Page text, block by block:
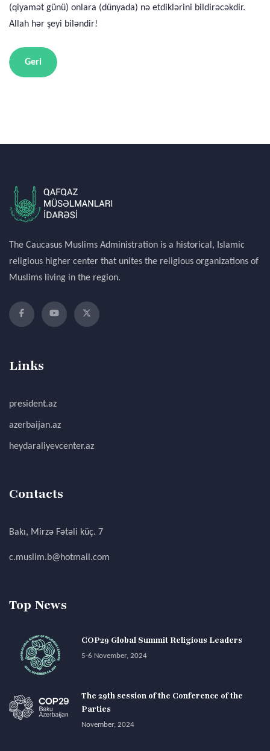
(qiyamət günü) onlara (dünyada) nə etdiklərini bildirəcəkdir.
Allah hər şeyi biləndir!
Geri
The Caucasus Muslims Administration is a historical, Islamic
religious higher center that unites the religious organizations of
Muslims living in the region.
Links
president.az
azerbaijan.az
heydaraliyevcenter.az
Contacts
Bakı, Mirzə Fətəli küç. 7
c.muslim.b@hotmail.com
Top News
COP29 Global Summit Religious Leaders
5-6 November, 2024
The 29th session of the Conference of the
Parties
November, 2024